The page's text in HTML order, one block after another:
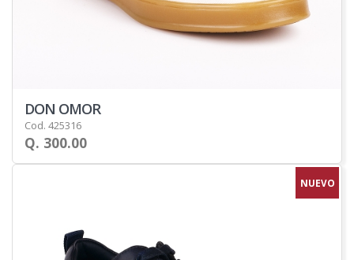
DON OMOR
Cod. 425316
Q. 300.00
NUEVO